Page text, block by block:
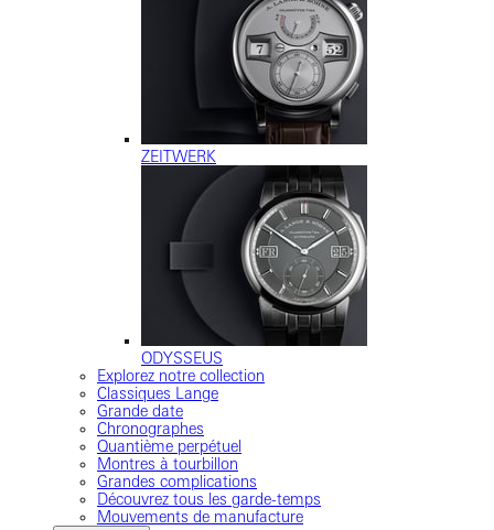
ZEITWERK
ODYSSEUS
Explorez notre collection
Classiques Lange
Grande date
Chronographes
Quantième perpétuel
Montres à tourbillon
Grandes complications
Découvrez tous les garde-temps
Mouvements de manufacture